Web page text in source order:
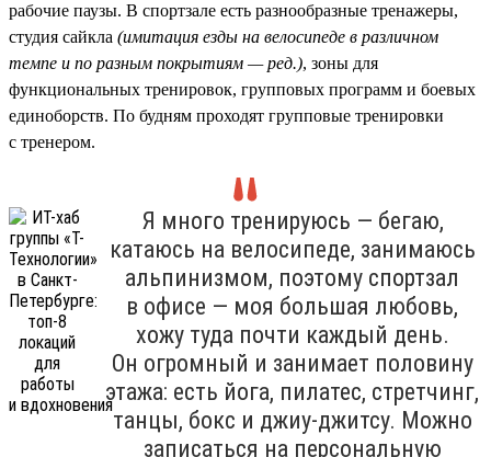
рабочие паузы. В спортзале есть разнообразные тренажеры,
студия сайкла (имитация езды на велосипеде в различном
темпе и по разным покрытиям — ред.), зоны для
функциональных тренировок, групповых программ и боевых
единоборств. По будням проходят групповые тренировки
с тренером.
Я много тренируюсь — бегаю,
катаюсь на велосипеде, занимаюсь
альпинизмом, поэтому спортзал
в офисе — моя большая любовь,
хожу туда почти каждый день.
Он огромный и занимает половину
этажа: есть йога, пилатес, стретчинг,
танцы, бокс и джиу-джитсу. Можно
записаться на персональную